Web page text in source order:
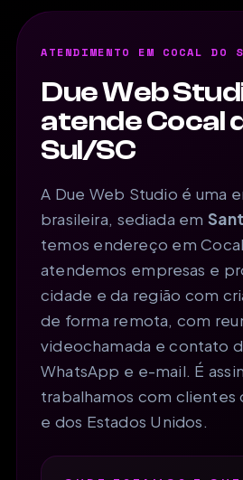
ATENDIMENTO EM COCAL DO
Due Web
atende Cocal
Sul/SC
A Due Web Studio é uma
brasileira, sediada em
temos endereço em
atendemos empresas e
cidade e da região com
de forma remota, com
videochamada e contato
WhatsApp e e-mail. É
trabalhamos com clientes
e dos Estados Unidos.